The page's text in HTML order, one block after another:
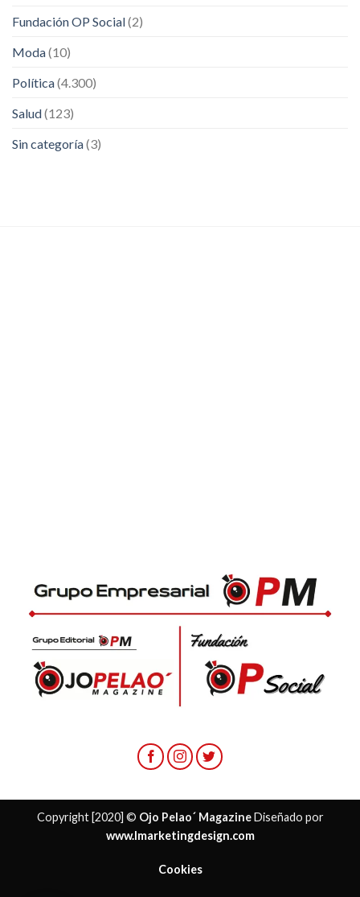
Fundación OP Social(2)
Moda(10)
Política(4.300)
Salud(123)
Sin categoría(3)
Copyright [2020] © Ojo Pelao´ MagazineDiseñado por
www.lmarketingdesign.com
Cookies